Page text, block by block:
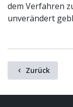
dem Verfahren
unverändert
Zurück